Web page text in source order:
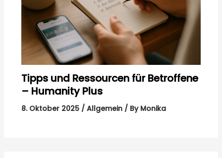
Tipps und Ressourcen für Betroffene
– Humanity Plus
8. Oktober 2025 / Allgemein/ By Monika